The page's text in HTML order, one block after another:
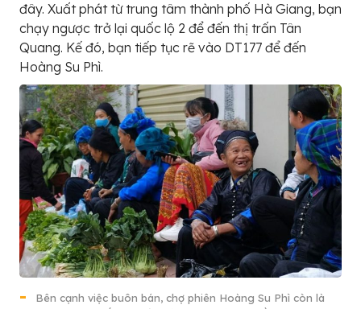
đây. Xuất phát từ trung tâm thành phố Hà Giang, bạn
chạy ngược trở lại quốc lộ 2 để đến thị trấn Tân
Quang. Kế đó, bạn tiếp tục rẽ vào DT177 để đến
Hoàng Su Phì.
Bên cạnh việc buôn bán, chợ phiên Hoàng Su Phì còn là